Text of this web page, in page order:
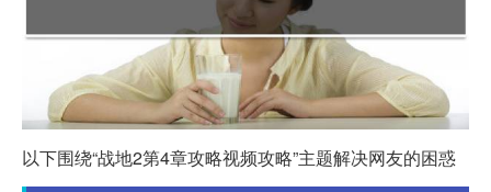
以下围绕“战地2第4章攻略视频攻略”主题解决网友的困惑